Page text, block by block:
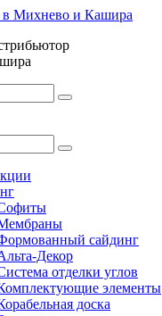
сайдинг
Декор
отделки углов
элементы
доска